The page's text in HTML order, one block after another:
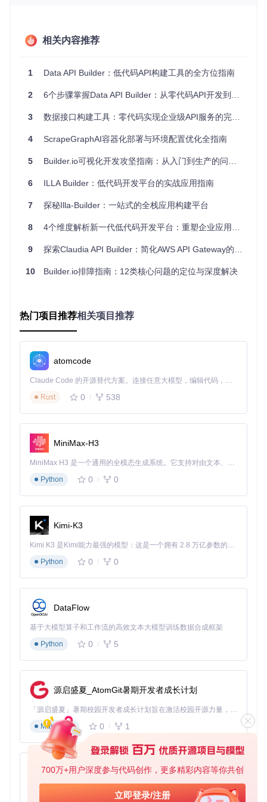
700万+用户深度参与代码创作，更多精彩内容等你共创
立即登录/注册
的完整转换过程。左侧为输入（关系型数据库模式或GraphQL
模式、配置文件），中间为运行时处理流程，右侧为输出（R
核心优势解析
传统开发模式下，构建一个完整的数据接口需要完成数据模型
ta API Builder通过以下机制实现效率提升：
自动化CRUD操作：基于数据库表结构自动生成基础增删
声明式权限控制：在配置文件中定义访问策略，无需编写
动态 schema 生成：根据数据库结构自动生成GraphQL s
环境准备：从零开始搭建开发环境
系统需求清单
代码管理：Git客户端
🛠️为什么需要这些工具？
Dotnet CLI用于项目构建和工具安装，Aspire提供云原生应用
开发支持，Docker则用于运行数据库等依赖服务，确保开发环
境一致性。
环境搭建实战
：10分钟内完成从源码获取到开发环境验证的全过程
获取项目代码
git
cd
此命令会编译整个解决方案，生成可执行文件和类库
安装完成后，可通过dab --version验证安装是否成功
启动测试数据库
项目提供多种数据库的Docker Compose配置，位于docke
r目录下
核心功能：解锁Data API Builder三大能力
能力一：快速配置数据接口
：为现有数据库快速创建标准化API，无需编写控制
相关内容推荐
1 Data API Builder：低代码API构建工具的全方位指南
2 6个步骤掌握Data API Builder：从零代码API开发到云原生部署
3 数据接口构建工具：零代码实现企业级API服务的完整指南
4 ScrapeGraphAI容器化部署与环境配置优化全指南
5 Builder.io可视化开发攻坚指南：从入门到生产的问题解决宝典
6 ILLA Builder：低代码开发平台的实战应用指南
7 探秘Illa-Builder：一站式的全栈应用构建平台
8 4个维度解析新一代低代码开发平台：重塑企业应用构建方式
9 探索Claudia API Builder：简化AWS API Gateway的开发神器
10 Builder.io排障指南：12类核心问题的定位与深度解决
热门项目推荐相关项目推荐
atomcode
Claude Code 的开源替代方案。连接任意大模型，编辑代码，运行命令，自动验证 — 全自动执行。用 Rust 构建，极致性能。 ｜ An open-source alternative to Claude Code. Connect any LLM, edit code, run commands, and verify changes — autonomously. Built in Rust for speed. Get Started
Rust
0 538
MiniMax-H3
MiniMax H3 是一个通用的全模态生成系统。它支持对由文本、图像、视频和音频组成的多模态上下文进行统一理解，并能生成分辨率高达 2K、时长可达 15 秒的带原生立体声音频的视频。得益于面向任务泛化的系统设计，H3 在预训练阶段就已具备广泛的多模态上下文理解与生成能力，能够出色地执行复杂的多模态指令。
Python
0 0
Kimi-K3
Kimi K3 是Kimi能力最强的模型：这是一个拥有 2.8 万亿参数的混合专家（MoE）模型，具备原生视觉理解能力，并支持 100 万 token 的上下文窗口。
Python
0 0
DataFlow
基于大模型算子和工作流的高效文本大模型训练数据合成框架
Python
0 5
源启盛夏_AtomGit暑期开发者成长计划
「源启盛夏」暑期校园开发者成长计划旨在激活校园开源力量，通过积分激励、认证扶持、资源倾斜等形式，引导高校组织和开发者完成「入驻 — 建项目 — 做贡献 — 获认证 — 得资源」的完整闭环。无论你是想带领社团入驻平台的组织者，还是希望用代码贡献证明自己的开发者，都能在这里找到属于你的成长路径。
Markdown
0 1
py-xiaozhi
基于Python的Xiaozhi AI，适用于想要完整Xiaozhi体验而无需拥有专用硬件的用户。